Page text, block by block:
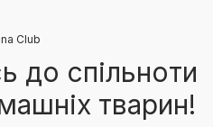
Club
до спільноти
тварин!